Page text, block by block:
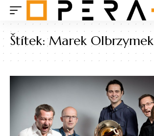
Štítek:Marek Olbrzymek